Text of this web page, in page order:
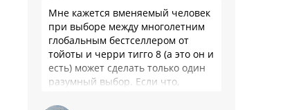
Мне кажется вменяемый человек
при выборе между многолетним
глобальным бестселлером от
тойоты и черри тигго 8 (а это он и
есть) может сделать только один
разумный выбор. Если что,